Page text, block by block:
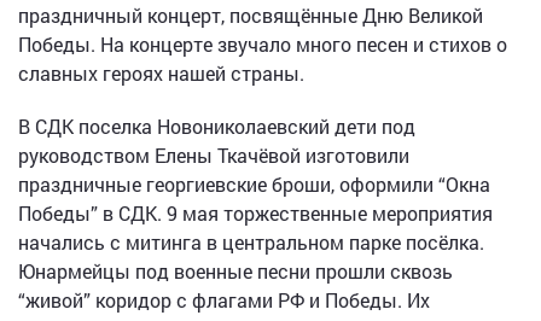
праздничный концерт, посвящённые Дню Великой
Победы. На концерте звучало много песен и стихов о
славных героях нашей страны.
В СДК поселка Новониколаевский дети под
руководством Елены Ткачёвой изготовили
праздничные георгиевские броши, оформили “Окна
Победы” в СДК. 9 мая торжественные мероприятия
начались с митинга в центральном парке посёлка.
Юнармейцы под военные песни прошли сквозь
“живой” коридор с флагами РФ и Победы. Их